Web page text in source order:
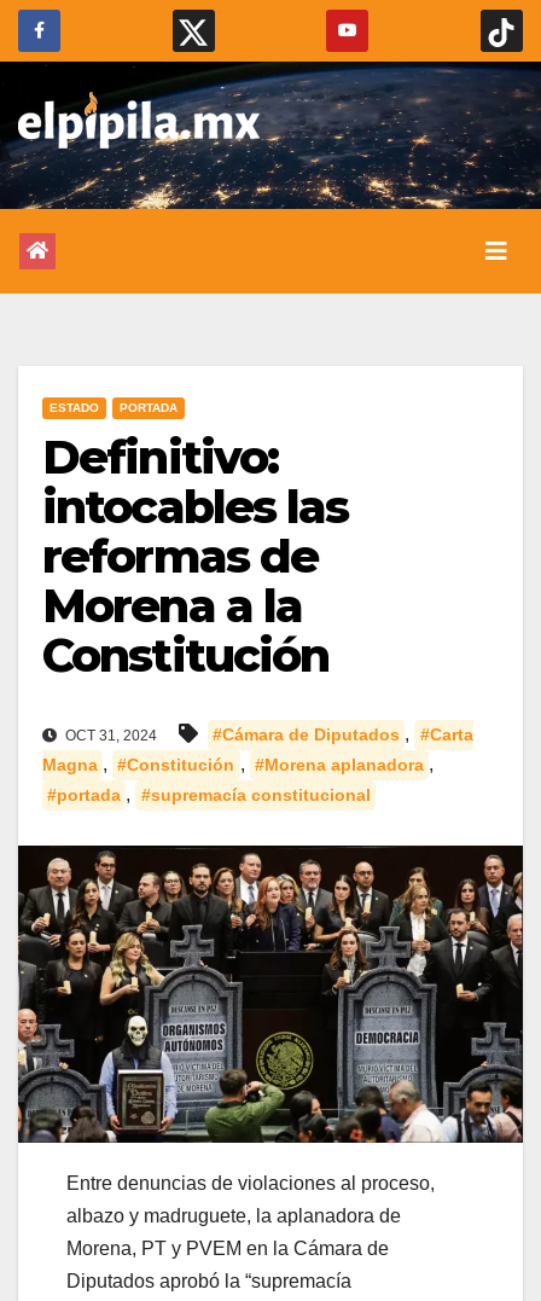
ESTADO PORTADA
Definitivo:
intocables las
reformas de
Morena a la
Constitución
OCT 31, 2024 #Cámara de Diputados ,
#Carta
Magna , #Constitución , #Morena aplanadora ,
#portada , #supremacía constitucional
Entre denuncias de violaciones al proceso,
albazo y madruguete, la aplanadora de
Morena, PT y PVEM en la Cámara de
Diputados aprobó la “supremacía